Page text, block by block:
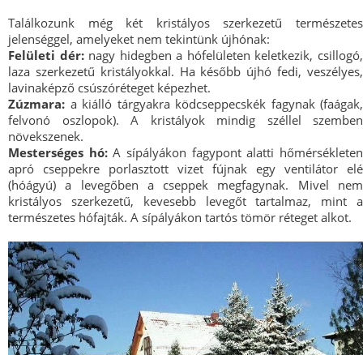
Találkozunk még két kristályos szerkezetű természetes
jelenséggel, amelyeket nem tekintünk újhónak:
Felületi dér:nagy hidegben a hófelületen keletkezik, csillogó,
laza szerkezetű kristályokkal. Ha később újhó fedi, veszélyes,
lavinaképző csúszóréteget képezhet.
Zúzmara: a kiálló tárgyakra ködcseppecskék fagynak (faágak,
felvonó oszlopok). A kristályok mindig széllel szemben
növekszenek.
Mesterséges hó:A sípályákon fagypont alatti hőmérsékleten
apró cseppekre porlasztott vizet fújnak egy ventilátor elé
(hóágyú) a levegőben a cseppek megfagynak. Mivel nem
kristályos szerkezetű, kevesebb levegőt tartalmaz, mint a
természetes hófajták. A sípályákon tartós tömör réteget alkot.